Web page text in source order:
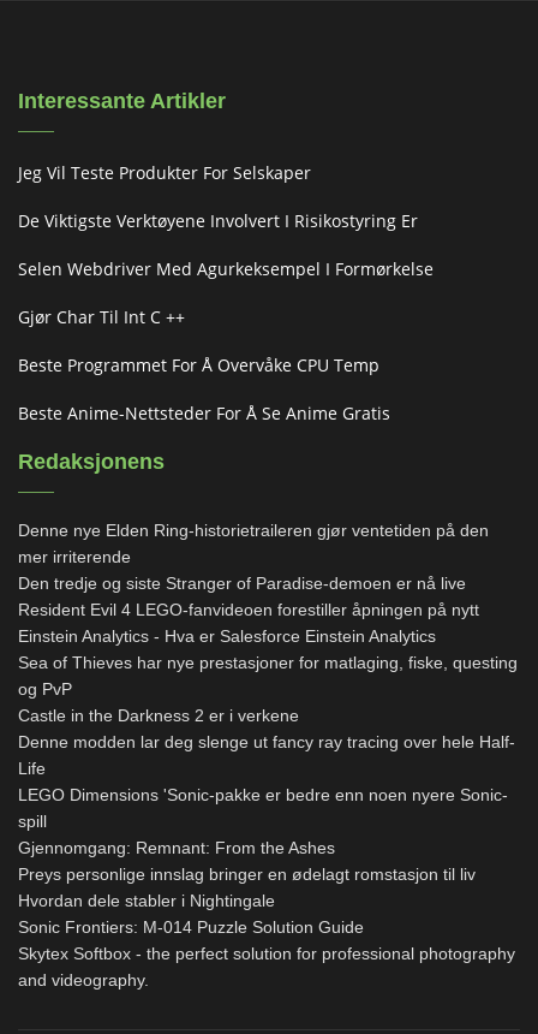
Interessante Artikler
Jeg Vil Teste Produkter For Selskaper
De Viktigste Verktøyene Involvert I Risikostyring Er
Selen Webdriver Med Agurkeksempel I Formørkelse
Gjør Char Til Int C ++
Beste Programmet For Å Overvåke CPU Temp
Beste Anime-Nettsteder For Å Se Anime Gratis
Redaksjonens
Denne nye Elden Ring-historietraileren gjør ventetiden på den
mer irriterende
Den tredje og siste Stranger of Paradise-demoen er nå live
Resident Evil 4 LEGO-fanvideoen forestiller åpningen på nytt
Einstein Analytics - Hva er Salesforce Einstein Analytics
Sea of ​​Thieves har nye prestasjoner for matlaging, fiske, questing
og PvP
Castle in the Darkness 2 er i verkene
Denne modden lar deg slenge ut fancy ray tracing over hele Half-
Life
LEGO Dimensions 'Sonic-pakke er bedre enn noen nyere Sonic-
spill
Gjennomgang: Remnant: From the Ashes
Preys personlige innslag bringer en ødelagt romstasjon til liv
Hvordan dele stabler i Nightingale
Sonic Frontiers: M-014 Puzzle Solution Guide
Skytex Softbox - the perfect solution for professional photography
and videography.